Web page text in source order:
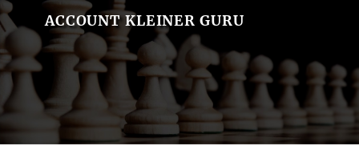
ACCOUNT KLEINER GURU